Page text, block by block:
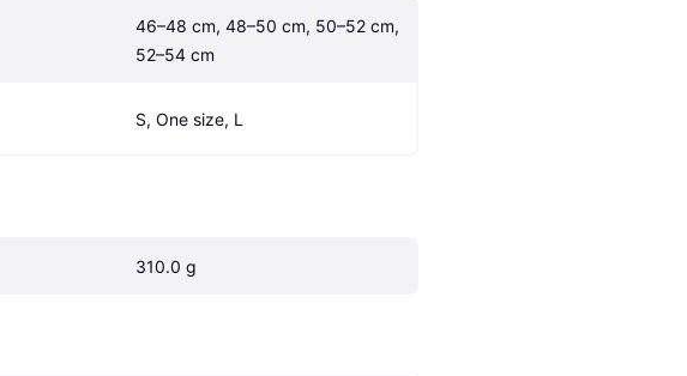
46–48 cm, 48–50 cm, 50–52 cm,
52–54 cm
S, One size, L
310.0 g